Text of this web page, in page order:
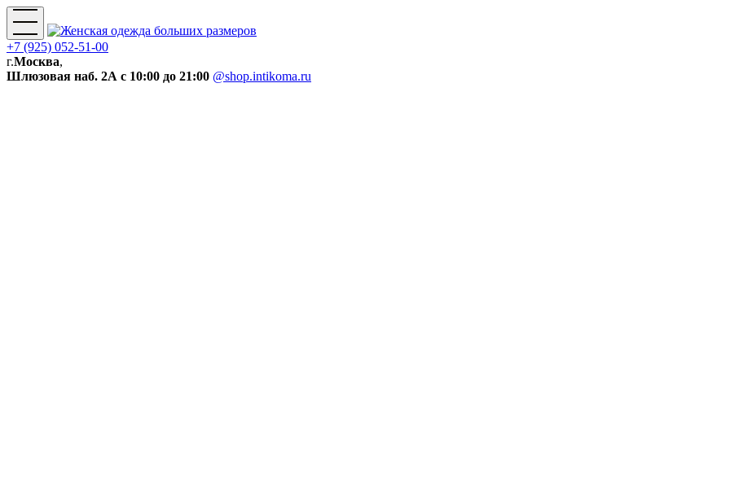
+7 (925) 052-51-00
г.Москва,
Шлюзовая наб. 2А с 10:00 до 21:00 @shop.intikoma.ru